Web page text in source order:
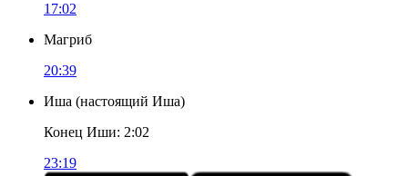
17:02
Магриб
20:39
Иша (настоящий Иша)
Конец Иши: 2:02
23:19